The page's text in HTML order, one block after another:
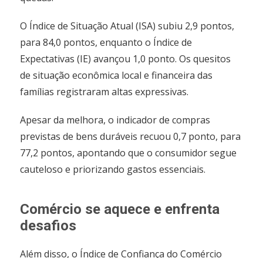
O Índice de Situação Atual (ISA) subiu 2,9 pontos,
para 84,0 pontos, enquanto o Índice de
Expectativas (IE) avançou 1,0 ponto. Os quesitos
de situação econômica local e financeira das
famílias registraram altas expressivas.
Apesar da melhora, o indicador de compras
previstas de bens duráveis recuou 0,7 ponto, para
77,2 pontos, apontando que o consumidor segue
cauteloso e priorizando gastos essenciais.
Comércio se aquece e enfrenta
desafios
Além disso, o Índice de Confiança do Comércio